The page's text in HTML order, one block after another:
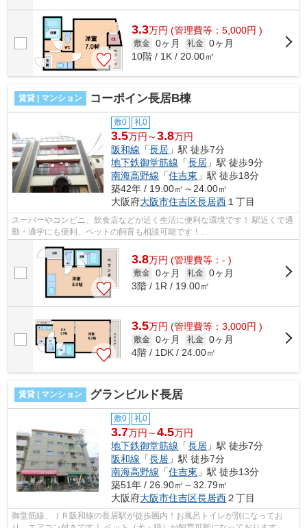
3.3万円 (管理費等：5,000円 )
敷金 0ヶ月 礼金 0ヶ月
10階 / 1K / 20.00㎡
賃貸 | マンション コーポイン長居B棟
敷0 礼0
3.5万円～3.8万円
阪和線 「長居 」駅 徒歩7分
地下鉄御堂筋線 「長居 」駅 徒歩9分
南海高野線 「住吉東 」駅 徒歩18分
築42年 / 19.00㎡～24.00㎡
大阪府大阪市住吉区長居西 １丁目
スーパーやコンビニ、飲食店などが近く生活に便利な環境です！ 駅近くで通
勤・通学にも便利、ペットの飼育も相談可能です！
■□■□■□■□■□■□■□■□■□■□■□■□■□■□■□■□■□■□■□■□ ご覧いただき...
3.8万円 (管理費等：- )
敷金 0ヶ月 礼金 0ヶ月
3階 / 1R / 19.00㎡
3.5万円 (管理費等：3,000円 )
敷金 0ヶ月 礼金 0ヶ月
4階 / 1DK / 24.00㎡
賃貸 | マンション グランビルド長居
敷0 礼0
3.7万円～4.5万円
地下鉄御堂筋線 「長居 」駅 徒歩7分
阪和線 「長居 」駅 徒歩7分
南海高野線 「住吉東 」駅 徒歩13分
築51年 / 26.90㎡～32.79㎡
大阪府大阪市住吉区長居西２丁目
御堂筋線、ＪＲ阪和線の長居駅が徒歩圏内！お風呂トイレが別になってお